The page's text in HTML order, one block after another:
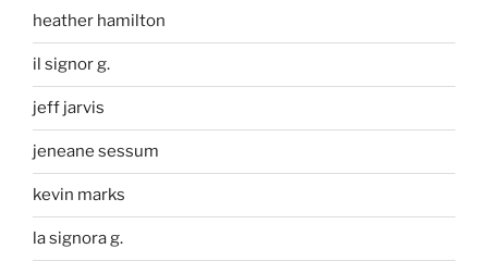
heather hamilton
il signor g.
jeff jarvis
jeneane sessum
kevin marks
la signora g.